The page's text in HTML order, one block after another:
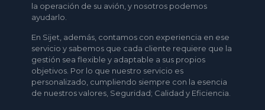
la operación de su avión, y nosotros podemos
ayudarlo.
En Sijet, además, contamos con experiencia en ese
servicio y sabemos que cada cliente requiere que la
gestión sea flexible y adaptable a sus propios
objetivos. Por lo que nuestro servicio es
personalizado, cumpliendo siempre con la esencia
de nuestros valores, Seguridad; Calidad y Eficiencia.